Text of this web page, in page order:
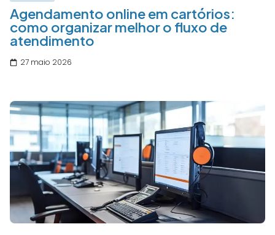
Agendamento online em cartórios:
como organizar melhor o fluxo de
atendimento
27 maio 2026